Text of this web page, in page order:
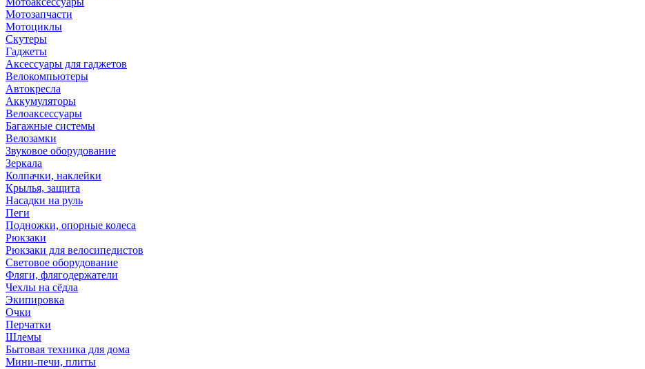
Мотозапчасти
Мотоциклы
Скутеры
Гаджеты
Аксессуары для гаджетов
Велокомпьютеры
Автокресла
Аккумуляторы
Велоаксессуары
Багажные системы
Велозамки
Звуковое оборудование
Зеркала
Колпачки, наклейки
Крылья, защита
Насадки на руль
Пеги
Подножки, опорные колеса
Рюкзаки
Рюкзаки для велосипедистов
Световое оборудование
Фляги, флягодержатели
Чехлы на сёдла
Экипировка
Очки
Перчатки
Шлемы
Бытовая техника для дома
Мини-печи, плиты